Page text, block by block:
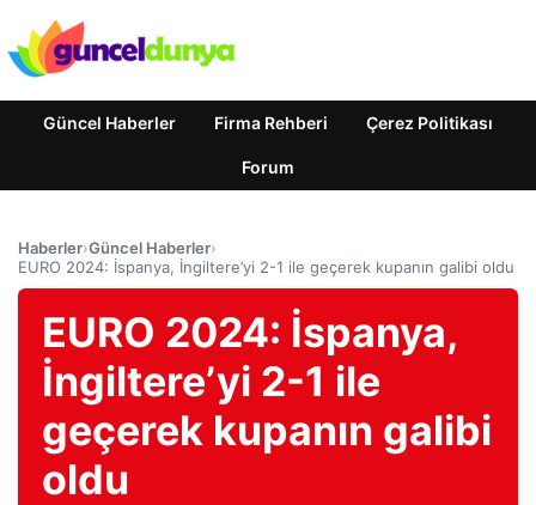
Güncel Haberler Firma Rehberi Çerez Politikası
Forum
Haberler›Güncel Haberler›
EURO 2024: İspanya, İngiltere’yi 2-1 ile geçerek kupanın galibi oldu
EURO 2024: İspanya,
İngiltere’yi 2-1 ile
geçerek kupanın galibi
oldu